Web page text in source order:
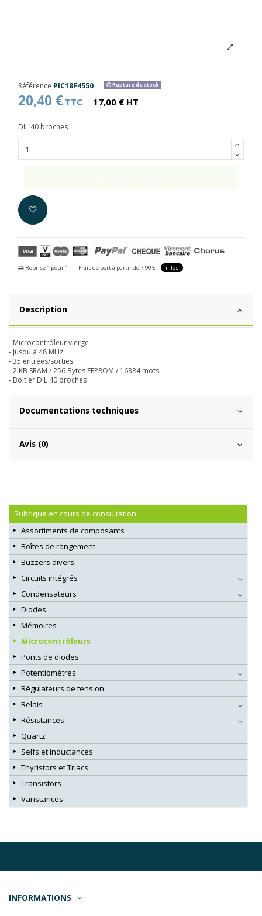
Référence PIC18F4550 Rupture de stock
20,40 € TTC 17,00 € HT
DIL 40 broches
Reprise 1 pour 1 Frais de port à partir de 7.90 € infos
Description
- Microcontrôleur vierge
- Jusqu'à 48 MHz
- 35 entrées/sorties
- 2 KB SRAM / 256 Bytes EEPROM / 16384 mots
- Boitier DIL 40 broches
Documentations techniques
Avis (0)
Rubrique en cours de consultation
Assortiments de composants
Boîtes de rangement
Buzzers divers
Circuits intégrés
Condensateurs
Diodes
Mémoires
Microcontrôleurs
Ponts de diodes
Potentiomètres
Régulateurs de tension
Relais
Résistances
Quartz
Selfs et inductances
Thyristors et Triacs
Transistors
Varistances
INFORMATIONS